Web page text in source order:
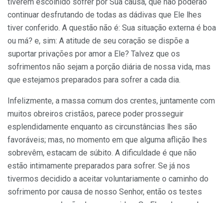
continuar desfrutando de todas as dádivas que Ele lhes
tiver conferido. A questão não é: Sua situação externa é boa
ou má? e, sim: A atitude de seu coração se dispõe a
suportar privações por amor a Ele? Talvez que os
sofrimentos não sejam a porção diária de nossa vida, mas
que este­jamos preparados para sofrer a cada dia.
Infelizmente, a massa comum dos crentes, junta­mente com
muitos obreiros cristãos, parece poder pros­seguir
esplendidamente enquanto as circunstâncias lhes são
favoráveis; mas, no momento em que alguma aflição lhes
sobrevêm, estacam de súbito. A dificuldade é que não
estão intimamente preparados para sofrer. Se já nos
tivermos decidido a aceitar voluntariamente o caminho do
sofrimento por causa de nosso Senhor, então os testes